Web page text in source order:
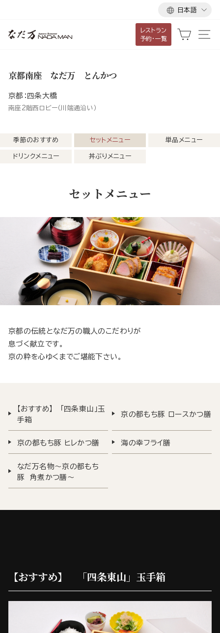
言
語
日本語
レストラン
予約・一覧
カート
京都南座 なだ万 とんかつ
京都：四条大橋
南座2階西ロビー（川端通沿い）
季節のおすすめ セットメニュー 単品メニュー
ドリンクメニュー 丼ぶりメニュー
セットメニュー
京都の伝統となだ万の職人のこだわりが
息づく献立です。
京の粋を心ゆくまでご堪能下さい。
【おすすめ】 「四条東山」玉
手箱
京の都もち豚 ロースかつ膳
京の都もち豚 ヒレかつ膳 海の幸フライ膳
なだ万名物～京の都もち
豚 角煮かつ膳～
【おすすめ】 「四条東山」玉手箱